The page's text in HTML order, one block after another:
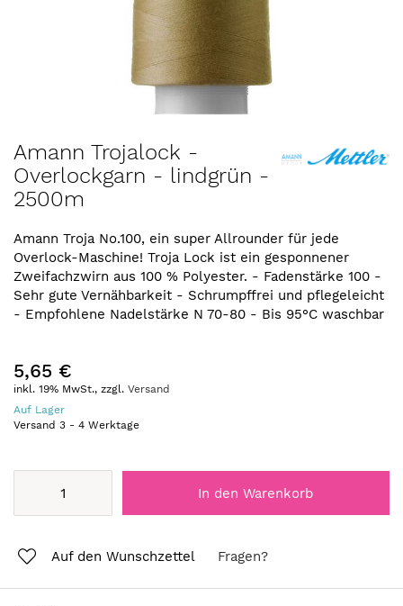
Anfang
der
Bildergalerie
Amann Trojalock -
Overlockgarn - lindgrün -
2500m
Amann Troja No.100, ein super Allrounder für jede
Overlock-Maschine! Troja Lock ist ein gesponnener
Zweifachzwirn aus 100 % Polyester. - Fadenstärke 100 -
Sehr gute Vernähbarkeit - Schrumpffrei und pflegeleicht
- Empfohlene Nadelstärke N 70-80 - Bis 95°C waschbar
5,65 €
inkl. 19% MwSt., zzgl. Versand
Auf Lager
Versand 3 - 4 Werktage
In den Warenkorb
Auf den Wunschzettel Fragen?